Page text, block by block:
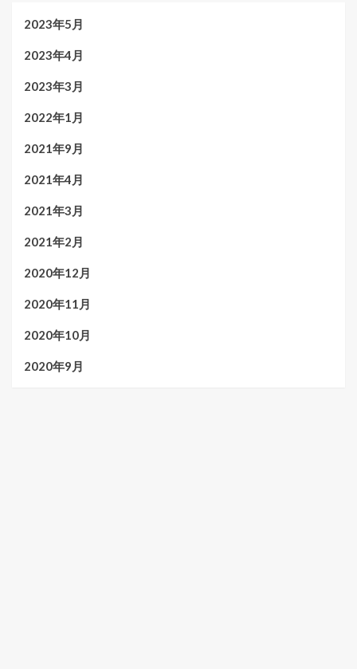
2023年5月
2023年4月
2023年3月
2022年1月
2021年9月
2021年4月
2021年3月
2021年2月
2020年12月
2020年11月
2020年10月
2020年9月